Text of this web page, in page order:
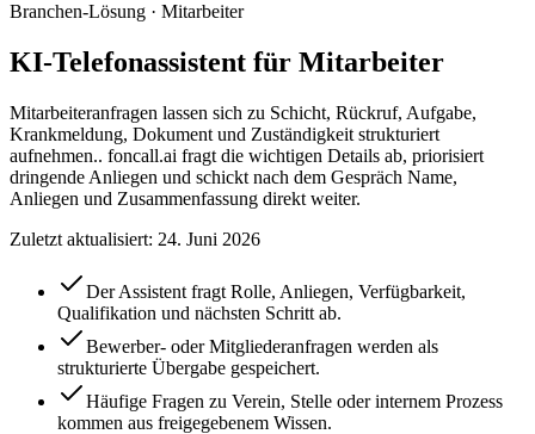
Branchen-Lösung · Mitarbeiter
KI-Telefonassistent für Mitarbeiter
Mitarbeiteranfragen lassen sich zu Schicht, Rückruf, Aufgabe,
Krankmeldung, Dokument und Zuständigkeit strukturiert
aufnehmen.. foncall.ai fragt die wichtigen Details ab, priorisiert
dringende Anliegen und schickt nach dem Gespräch Name,
Anliegen und Zusammenfassung direkt weiter.
Zuletzt aktualisiert: 24. Juni 2026
Der Assistent fragt Rolle, Anliegen, Verfügbarkeit,
Qualifikation und nächsten Schritt ab.
Bewerber- oder Mitgliederanfragen werden als
strukturierte Übergabe gespeichert.
Häufige Fragen zu Verein, Stelle oder internem Prozess
kommen aus freigegebenem Wissen.